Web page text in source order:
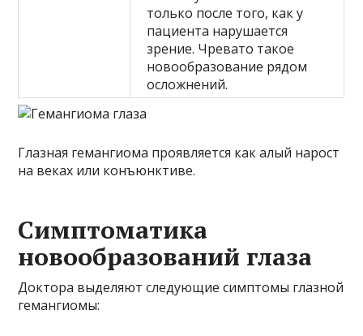
только после того, как у
пациента нарушается
зрение. Чревато такое
новообразование рядом
осложнений.
Глазная гемангиома проявляется как алый нарост
на веках или конъюнктиве.
Симптоматика
новообразований глаза
Доктора выделяют следующие симптомы глазной
гемангиомы: